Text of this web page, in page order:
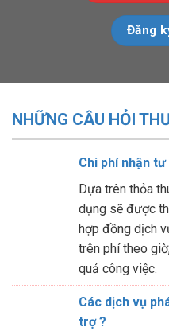
Đăng
NHỮNG CÂU HỎI
Chi phí nhận
Dựa trên thỏa
dụng sẽ được
hợp đồng dịch
trên phí theo
quả công việc.
Các dịch vụ
trợ ?